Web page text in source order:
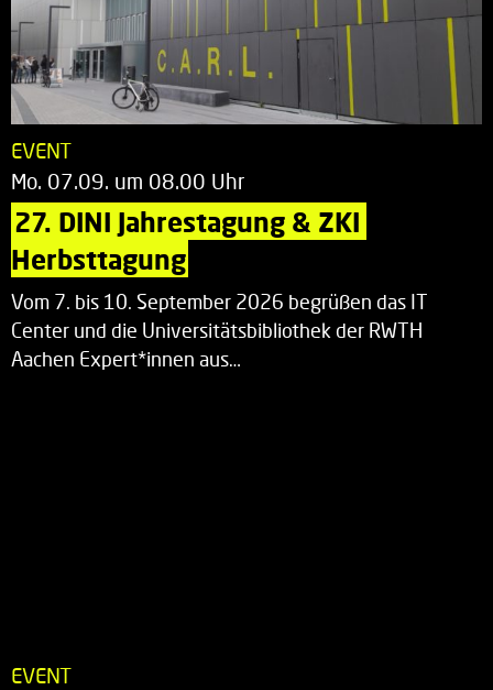
EVENT
Mo. 07.09. um 08.00 Uhr
27. DINI Jahrestagung & ZKI
Herbsttagung
Vom 7. bis 10. September 2026 begrüßen das IT
Center und die Universitätsbibliothek der RWTH
Aachen Expert*innen aus…
EVENT